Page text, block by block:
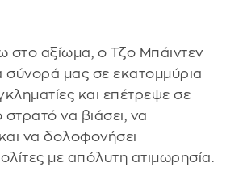
στο αξίωμα, ο Τζο Μπάιντεν
σύνορά μας σε εκατομμύρια
και επέτρεψε σε
να βιάσει, να
να δολοφονήσει
με απόλυτη ατιμωρησία.